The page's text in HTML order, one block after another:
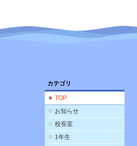
カテゴリ
TOP
お知らせ
校長室
1年生